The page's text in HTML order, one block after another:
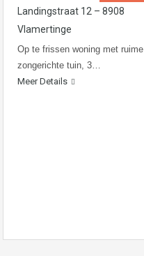
Landingstraat 12 – 8908
Vlamertinge
Op te frissen woning met ruime
zongerichte tuin, 3…
Meer Details